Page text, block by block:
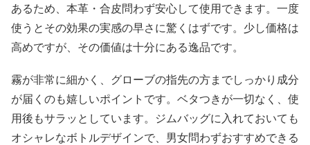
あるため、本革・合皮問わず安心して使用できます。一度
使うとその効果の実感の早さに驚くはずです。少し価格は
高めですが、その価値は十分にある逸品です。
霧が非常に細かく、グローブの指先の方までしっかり成分
が届くのも嬉しいポイントです。ベタつきが一切なく、使
用後もサラッとしています。ジムバッグに入れておいても
オシャレなボトルデザインで、男女問わずおすすめできる